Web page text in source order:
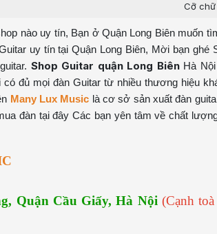
Cỡ chữ
nào uy tín, Bạn ở Quận Long Biên muốn
uy tín tại Quận Long Biên, Mời bạn ghé
Shop Guitar quận Long BiênHà
đủ mọi đàn Guitar từ nhiều thương hiệu
Many Lux Music là cơ sở sản xuất đàn
đàn tại đây Các bạn yên tâm về chất
Quận Cầu Giấy, Hà Nội (Cạnh